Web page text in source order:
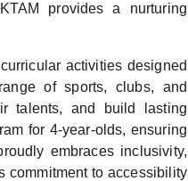
provides a nurturing
activities designed
of sports, clubs, and
talents, and build lasting
for 4-year-olds, ensuring
embraces inclusivity,
commitment to accessibility